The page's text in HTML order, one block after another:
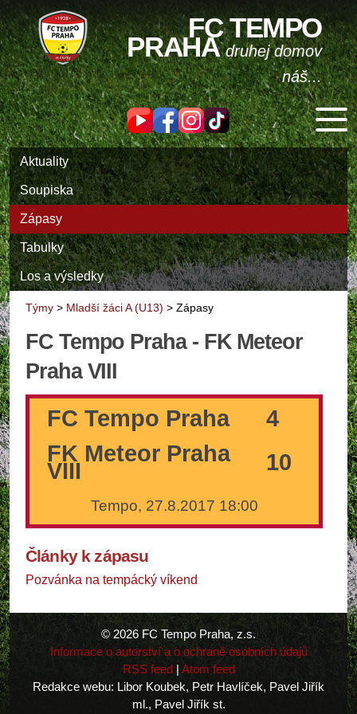
FC TEMPO
PRAHAdruhej domov
náš...
Aktuality
Soupiska
Zápasy
Tabulky
Los a výsledky
Týmy > Mladší žáci A (U13) > Zápasy
FC Tempo Praha - FK Meteor
Praha VIII
FC Tempo Praha
4
FK Meteor Praha
VIII 10
Tempo, 27.8.2017 18:00
Články k zápasu
Pozvánka na tempácký víkend
© 2026 FC Tempo Praha, z.s.
Informace o autorství a o ochraně osobních údajů
RSS feed| Atom feed
Redakce webu: Libor Koubek, Petr Havlíček, Pavel Jiřík
ml., Pavel Jiřík st.